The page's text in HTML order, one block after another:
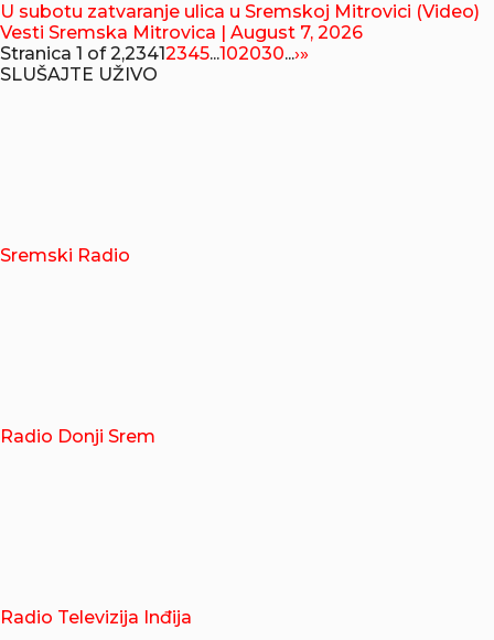
U subotu zatvaranje ulica u Sremskoj Mitrovici (Video)
Vesti Sremska Mitrovica | August 7, 2026
Stranica 1 of 2,23412345...102030...›»
SLUŠAJTE UŽIVO
Sremski Radio
Radio Donji Srem
Radio Televizija Inđija